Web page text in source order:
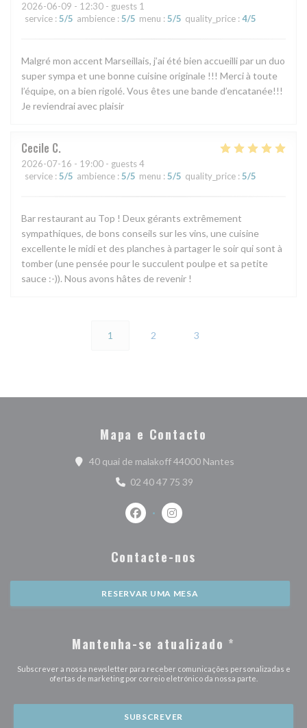
2026-06-09 - 12:30 - guests 1
service : 5/5 ambience : 5/5 menu : 5/5 quality_price : 4/5
Malgré mon accent Marseillais, j’ai été bien accueilli par un duo
super sympa et une bonne cuisine originale !!! Merci à toute
l’équipe, on a bien rigolé. Vous êtes une bande d’encatanée!!!
Je reviendrai avec plaisir
Cecile C
2026-07-16 - 19:00 - guests 4
service : 5/5 ambience : 5/5 menu : 5/5 quality_price : 5/5
Bar restaurant au Top ! Deux gérants extrêmement
sympathiques, de bons conseils sur les vins, une cuisine
excellente le midi et des planches à partager le soir qui sont à
tomber (une pensée pour le succulent poulpe et sa petite
sauce :-)). Nous avons hâtes de revenir !
1 2 3
Mapa e Contacto
40 quai de malakoff 44000 Nantes((abre numa
02 40 47 75 39
Facebook ((abre numa nova janela))
Instagram ((abre numa nova
Contacte-nos
RESERVAR UMA MESA
Mantenha-se atualizado *
Subscrever a nossa newsletter para receber comunicações personalizadas e
ofertas de marketing por correio eletrónico da nossa parte.
SUBSCREVER